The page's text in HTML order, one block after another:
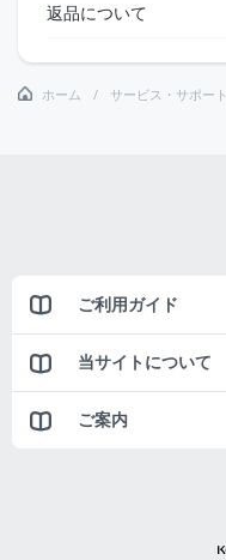
返品について
ホーム サービス・サポート
ご利用ガイド
当サイトについて
ご案内